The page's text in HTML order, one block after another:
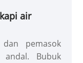
air
dan pemasok
Bubuk